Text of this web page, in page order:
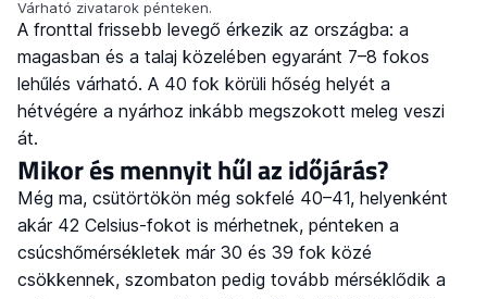
Várható zivatarok pénteken.
A fronttal frissebb levegő érkezik az országba: a
magasban és a talaj közelében egyaránt 7–8 fokos
lehűlés várható. A 40 fok körüli hőség helyét a
hétvégére a nyárhoz inkább megszokott meleg veszi
át.
Mikor és mennyit hűl az időjárás?
Még ma, csütörtökön még sokfelé 40–41, helyenként
akár 42 Celsius-fokot is mérhetnek, pénteken a
csúcshőmérsékletek már 30 és 39 fok közé
csökkennek, szombaton pedig tovább mérséklődik a